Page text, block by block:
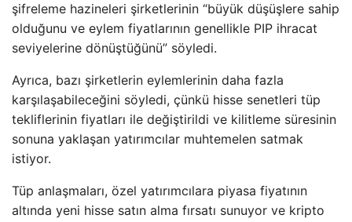
şifreleme hazineleri şirketlerinin “büyük düşüşlere sahip
olduğunu ve eylem fiyatlarının genellikle PIP ihracat
seviyelerine dönüştüğünü” söyledi.
Ayrıca, bazı şirketlerin eylemlerinin daha fazla
karşılaşabileceğini söyledi, çünkü hisse senetleri tüp
tekliflerinin fiyatları ile değiştirildi ve kilitleme süresinin
sonuna yaklaşan yatırımcılar muhtemelen satmak
istiyor.
Tüp anlaşmaları, özel yatırımcılara piyasa fiyatının
altında yeni hisse satın alma fırsatı sunuyor ve kripto